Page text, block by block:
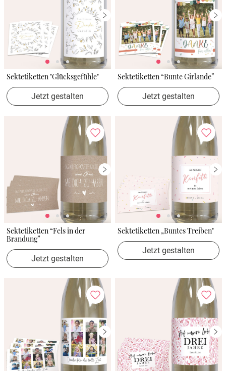
Sektetiketten "Glücksgefühle"
Jetzt gestalten
Sektetiketten “Bunte Girlande”
Jetzt gestalten
Sektetiketten “Fels in der
Brandung”
Jetzt gestalten
Sektetiketten „Buntes Treiben"
Jetzt gestalten